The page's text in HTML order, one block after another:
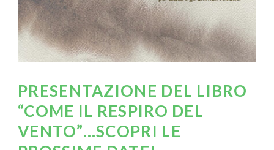
PRESENTAZIONE DEL LIBRO
“COME IL RESPIRO DEL
VENTO”…SCOPRI LE